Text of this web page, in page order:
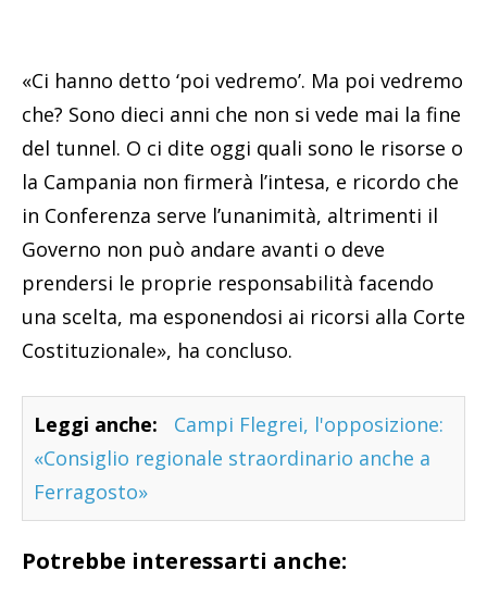
«Ci hanno detto ‘poi vedremo’. Ma poi vedremo
che? Sono dieci anni che non si vede mai la fine
del tunnel. O ci dite oggi quali sono le risorse o
la Campania non firmerà l’intesa, e ricordo che
in Conferenza serve l’unanimità, altrimenti il
Governo non può andare avanti o deve
prendersi le proprie responsabilità facendo
una scelta, ma esponendosi ai ricorsi alla Corte
Costituzionale», ha concluso.
Leggi anche:
Campi Flegrei, l'opposizione:
«Consiglio regionale straordinario anche a
Ferragosto»
Potrebbe interessarti anche: